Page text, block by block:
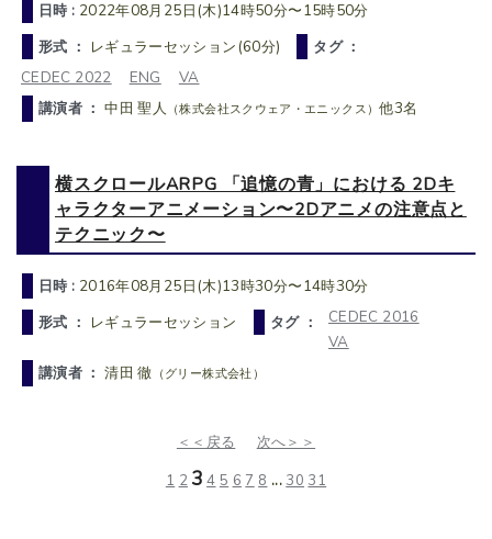
日時 : 2022年08月25日(木)14時50分〜15時50分
形式 ： レギュラーセッション(60分)
タグ ：
CEDEC 2022
ENG
VA
講演者 ：中田 聖人 （株式会社スクウェア・エニックス）他3名
横スクロールARPG 「追憶の青」における 2Dキ
ャラクターアニメーション〜2Dアニメの注意点と
テクニック〜
日時 : 2016年08月25日(木)13時30分〜14時30分
形式 ： レギュラーセッション タグ ：
CEDEC 2016
VA
講演者 ：清田 徹 （グリー株式会社）
＜＜戻る
次へ＞＞
1 2 3 4 5 6 7 8 ...30 31